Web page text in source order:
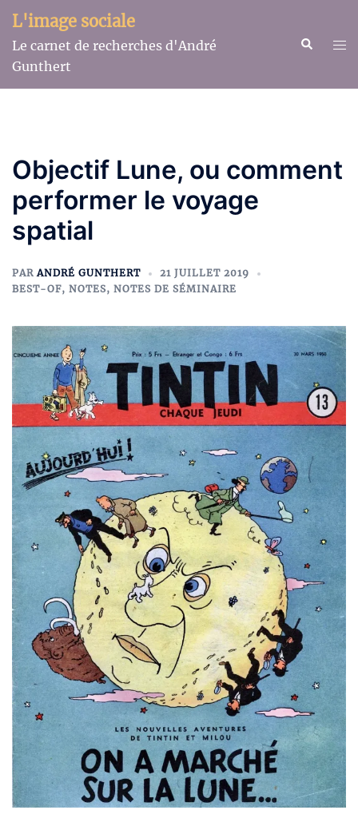
Aller
au
contenu
L'image sociale
Le carnet de recherches d'André
Gunthert
Objectif Lune, ou comment
performer le voyage
spatial
PARANDRÉ GUNTHERT
21 JUILLET 2019
BEST-OF, NOTES, NOTES DE SÉMINAIRE